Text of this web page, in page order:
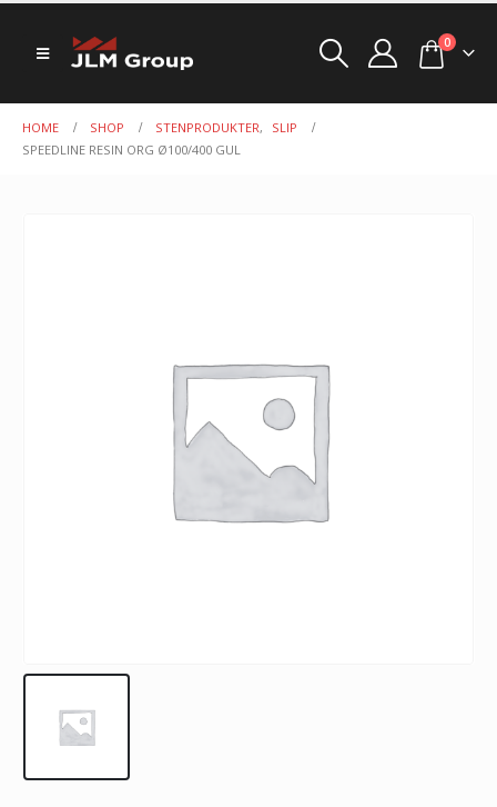
0
HOME SHOP STENPRODUKTER,
SLIP
SPEEDLINE RESIN ORG Ø100/400 GUL